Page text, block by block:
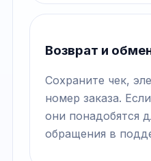
Возврат и
Сохраните чек,
номер заказа.
они понадобятся
обращения в